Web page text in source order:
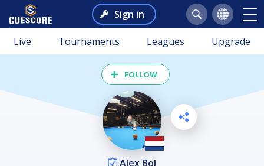
Sign in
Live Tournaments Leagues Upgrade
FOLLOW
Alex Bol